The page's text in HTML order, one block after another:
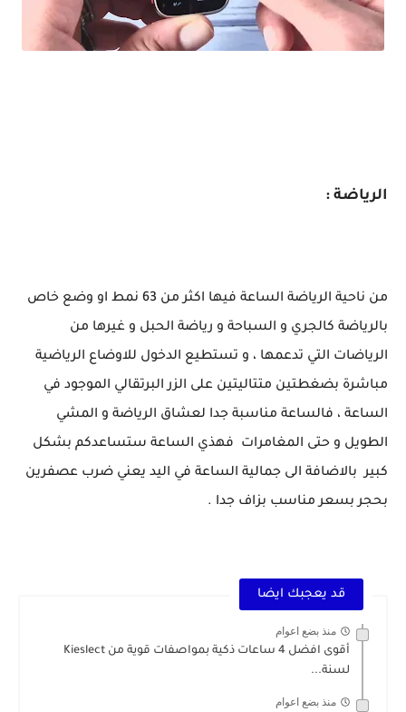
الرياضة :
من ناحية الرياضة الساعة فيها اكثر من 63 نمط او وضع خاص
بالرياضة كالجري و السباحة و رياضة الحبل و غيرها من
الرياضات التي تدعمها ، و تستطيع الدخول للاوضاع الرياضية
مباشرة بضغطتين متتاليتين على الزر البرتقالي الموجود في
الساعة ، فالساعة مناسبة جدا لعشاق الرياضة و المشي
الطويل و حتى المغامرات فهذي الساعة ستساعدكم بشكل
كبير بالاضافة الى جمالية الساعة في اليد يعني ضرب عصفرين
بحجر بسعر مناسب بزاف جدا .
قد يعجبك ايضا
منذ بضع اعوام
أقوى افضل 4 ساعات ذكية بمواصفات قوية من Kieslect
لسنة...
منذ بضع اعوام